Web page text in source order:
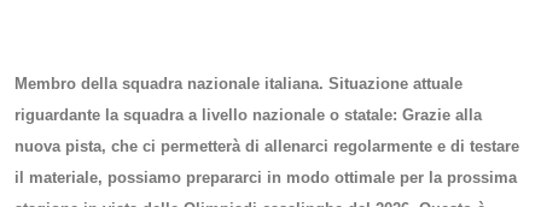
Membro della squadra nazionale italiana. Situazione attuale
riguardante la squadra a livello nazionale o statale: Grazie alla
nuova pista, che ci permetterà di allenarci regolarmente e di testare
il materiale, possiamo prepararci in modo ottimale per la prossima